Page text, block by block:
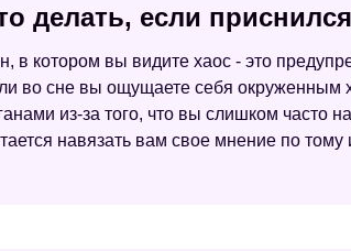
делать, если
в котором вы видите хаос - это
во сне вы ощущаете себя окруженным
из-за того, что вы слишком часто
навязать вам свое мнение по тому